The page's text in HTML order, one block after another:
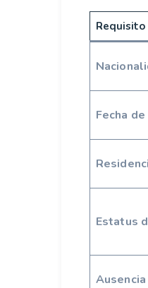
Requisito
Fecha
Estatus